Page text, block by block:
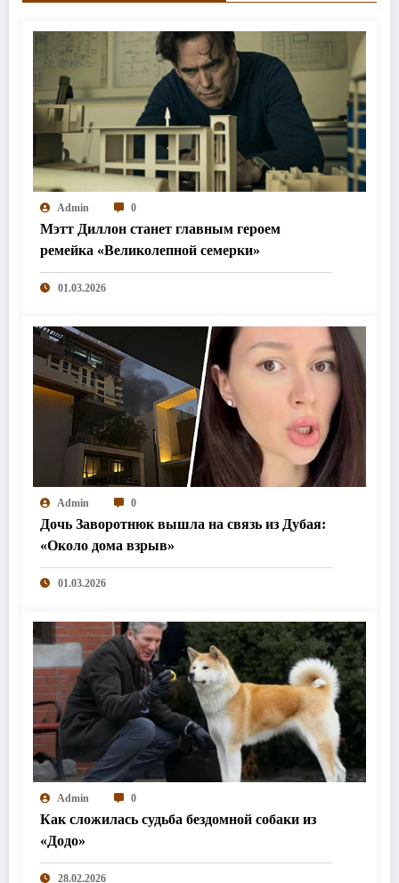
Admin 0
Мэтт Диллон станет главным героем
ремейка «Великолепной семерки»
01.03.2026
Admin 0
Дочь Заворотнюк вышла на связь из Дубая:
«Около дома взрыв»
01.03.2026
Admin 0
Как сложилась судьба бездомной собаки из
«Додо»
28.02.2026